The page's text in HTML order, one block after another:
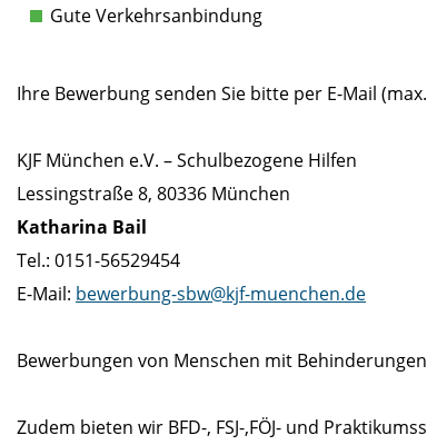
Gute Verkehrsanbindung
Ihre Bewerbung senden Sie bitte per E-Mail
KJF München e.V. – Schulbezogene Hilfen
Lessingstraße 8, 80336 München
Katharina Bail
Tel.: 0151-56529454
E-Mail: bewerbung-sbw@kjf-muenchen.de
Bewerbungen von Menschen mit
Zudem bieten wir BFD-, FSJ-,FÖJ- und